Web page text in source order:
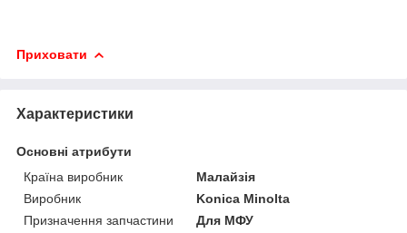
Приховати
Характеристики
Основні атрибути
Країна виробник
Малайзія
Виробник
Konica Minolta
Призначення запчастини
Для МФУ